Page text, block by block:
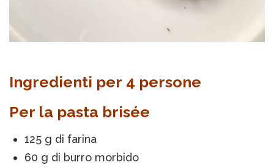
Ingredienti per 4 persone
Per la pasta brisée
125 g di farina
60 g di burro morbido